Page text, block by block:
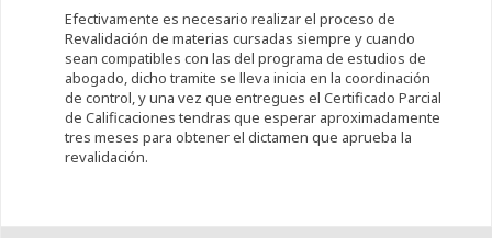
Efectivamente es necesario realizar el proceso de
Revalidación de materias cursadas siempre y cuando
sean compatibles con las del programa de estudios de
abogado, dicho tramite se lleva inicia en la coordinación
de control, y una vez que entregues el Certificado Parcial
de Calificaciones tendras que esperar aproximadamente
tres meses para obtener el dictamen que aprueba la
revalidación.